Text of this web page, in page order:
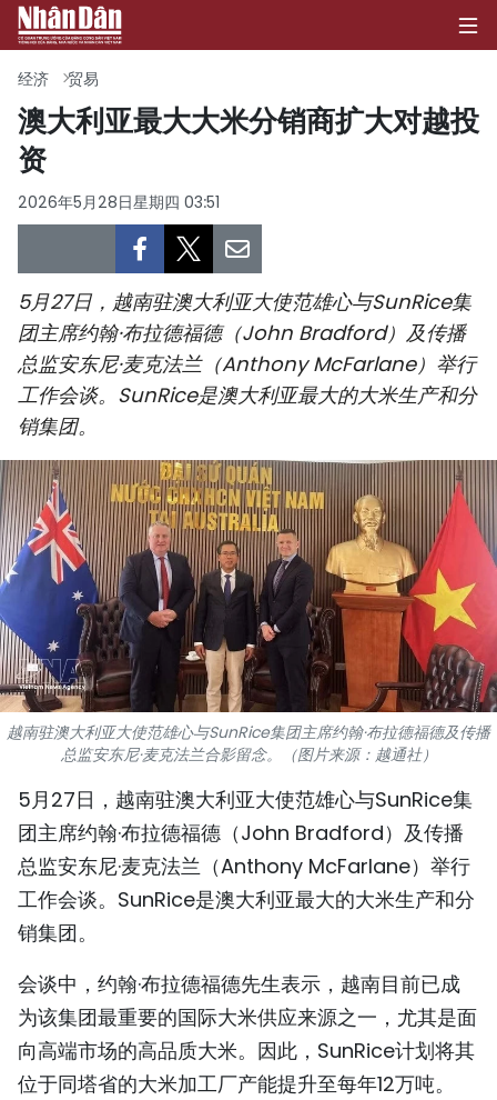
政治
经济
社会
环保
体育
国际
旅游
友谊桥梁
史海
多功能媒体
图表新闻
图库
视频
人民报社简介
TIẾNG VIỆT
ENGLISH
经济 贸易
澳大利亚最大大米分销商扩大对越投
资
2026年5月28日星期四 03:51
5月27日，越南驻澳大利亚大使范雄心与SunRice集
团主席约翰·布拉德福德（John Bradford）及传播
总监安东尼·麦克法兰（Anthony McFarlane）举行
工作会谈。SunRice是澳大利亚最大的大米生产和分
销集团。
越南驻澳大利亚大使范雄心与SunRice集团主席约翰·布拉德福德及传播
总监安东尼·麦克法兰合影留念。（图片来源：越通社）
5月27日，越南驻澳大利亚大使范雄心与SunRice集
团主席约翰·布拉德福德（John Bradford）及传播
总监安东尼·麦克法兰（Anthony McFarlane）举行
工作会谈。SunRice是澳大利亚最大的大米生产和分
销集团。
会谈中，约翰·布拉德福德先生表示，越南目前已成
为该集团最重要的国际大米供应来源之一，尤其是面
向高端市场的高品质大米。因此，SunRice计划将其
位于同塔省的大米加工厂产能提升至每年12万吨。